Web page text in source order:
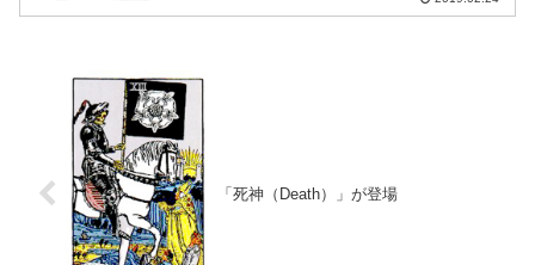
「死神（Death）」が登場